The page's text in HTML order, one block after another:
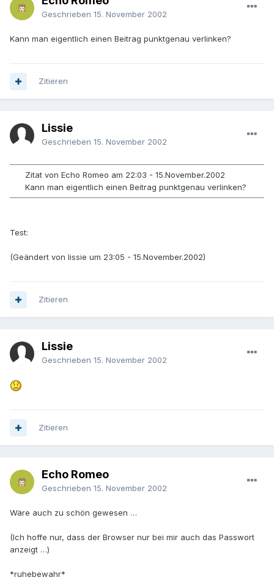
Geschrieben 15. November 2002
Kann man eigentlich einen Beitrag punktgenau verlinken?
Zitieren
Lissie
Geschrieben 15. November 2002
Zitat von Echo Romeo am 22:03 - 15.November.2002
Kann man eigentlich einen Beitrag punktgenau verlinken?
Test:
(Geändert von lissie um 23:05 - 15.November.2002)
Zitieren
Lissie
Geschrieben 15. November 2002
Zitieren
Echo Romeo
Geschrieben 15. November 2002
Wäre auch zu schön gewesen …
(Ich hoffe nur, dass der Browser nur bei mir auch das Passwort
anzeigt …)
*ruhebewahr*